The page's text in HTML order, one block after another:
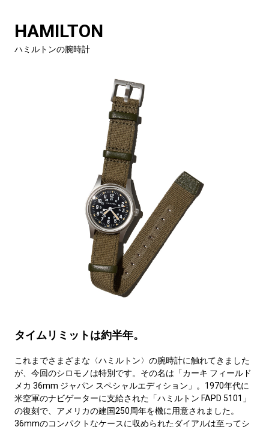
HAMILTON
ハミルトンの腕時計
タイムリミットは約半年。
これまでさまざまな〈ハミルトン〉の腕時計に触れてきました
が、今回のシロモノは特別です。その名は「カーキ フィールド
メカ 36mm ジャパン スペシャルエディション」。1970年代に
米空軍のナビゲーターに支給された「ハミルトン FAPD 5101」
の復刻で、アメリカの建国250周年を機に用意されました。
36mmのコンパクトなケースに収められたダイアルは至ってシ